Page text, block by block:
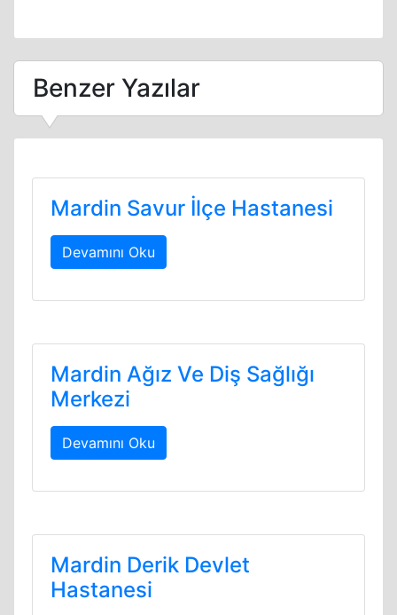
Benzer Yazılar
Mardin Savur İlçe Hastanesi
Devamını Oku
Mardin Ağız Ve Diş Sağlığı
Merkezi
Devamını Oku
Mardin Derik Devlet
Hastanesi